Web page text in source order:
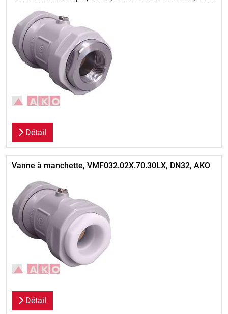
Détail
Vanne à manchette, VMF032.02X.70.30LX, DN32, AKO
Détail